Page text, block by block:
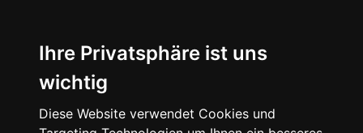
Ihre Privatsphäre ist uns
wichtig
Diese Website verwendet Cookies und